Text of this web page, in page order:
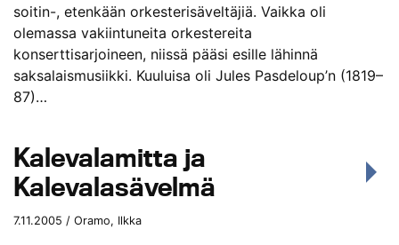
soitin-, etenkään orkesterisäveltäjiä. Vaikka oli
olemassa vakiintuneita orkestereita
konserttisarjoineen, niissä pääsi esille lähinnä
saksalaismusiikki. Kuuluisa oli Jules Pasdeloup’n (1819–
87)…
Kalevalamitta ja
Kalevalasävelmä
7.11.2005 / Oramo, Ilkka